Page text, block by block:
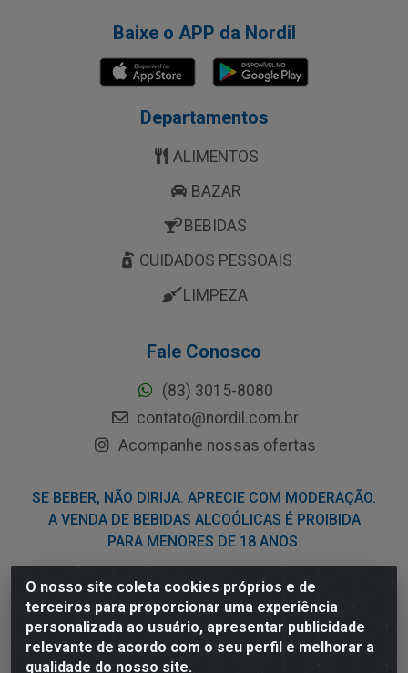
O nosso site coleta cookies próprios e de
terceiros para proporcionar uma experiência
personalizada ao usuário, apresentar publicidade
relevante de acordo com o seu perfil e melhorar a
qualidade do nosso site.
Baixe o APP da Nordil
Departamentos
ALIMENTOS
BAZAR
BEBIDAS
CUIDADOS PESSOAIS
LIMPEZA
Fale Conosco
(83) 3015-8080
contato@nordil.com.br
Acompanhe nossas ofertas
SE BEBER, NÃO DIRIJA. APRECIE COM MODERAÇÃO.
A VENDA DE BEBIDAS ALCOÓLICAS É PROIBIDA
PARA MENORES DE 18 ANOS.
Nordil Distribuidora - Avenida Liberdade, 2738, Bloco F -
Sesi - Bayeux/PB - CEP 58.111-400 - CNPJ
03.775.813/0001-41